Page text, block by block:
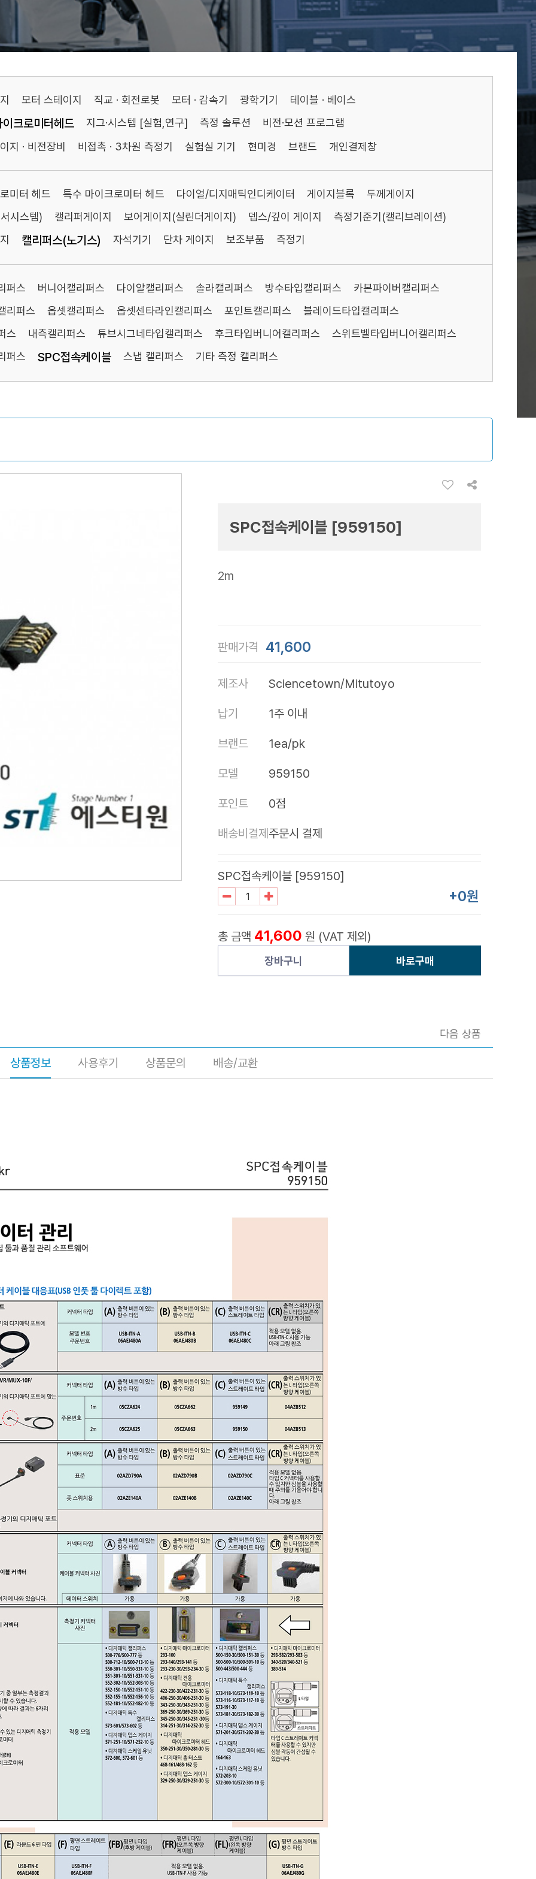
모터 스테이지 직교 · 회전로봇 모터 · 감속기 광학기기 테이블 · 베이스
이크로미터헤드 지그·시스템 [실험,연구] 측정 솔루션
비전·모션 프로그램
지 · 비전장비
비접촉 · 3차원 측정기 실험실 기기 현미경 브랜드 개인결제창
미터 헤드 특수 마이크로미터 헤드 다이얼/디지매틱인디케이터 게이지블록
두께게이지
시스템)
캘리퍼게이지 보어게이지(실린더게이지) 뎁스/깊이 게이지
측정기준기(캘리브레이션)
캘리퍼스(노기스) 자석기기 단차 게이지 보조부품 측정기
퍼스 버니어캘리퍼스 다이알캘리퍼스 솔라캘리퍼스 방수타입캘리퍼스
카본파이버캘리퍼스
리퍼스
옵셋캘리퍼스 옵셋센타라인캘리퍼스 포인트캘리퍼스
블레이드타입캘리퍼스
스
내측캘리퍼스 튜브시그네타입캘리퍼스 후크타입버니어캘리퍼스
스위트벨타입버니어캘리퍼스
퍼스
SPC접속케이블 스냅 캘리퍼스 기타 측정 캘리퍼스
SPC접속케이블 [959150]
2m
판매가격 41,600
제조사 Sciencetown/Mitutoyo
납기 1주 이내
브랜드 1ea/pk
모델 959150
포인트 0점
배송비결제 주문시 결제
SPC접속케이블 [959150]
+0원
총 금액 41,600 원 (VAT 제외)
장바구니 바로구매
다음 상품
상품정보 사용후기 상품문의 배송/교환